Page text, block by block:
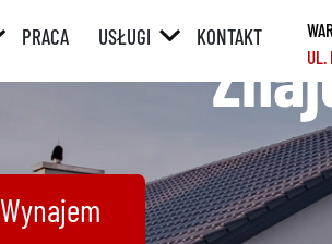
PRACA USŁUGI
W SPRZEDAŻY /
POŚREDNICTWO
W ZAKUPIE /
NAJMIE
KONTAKT
UL.
Wynajem